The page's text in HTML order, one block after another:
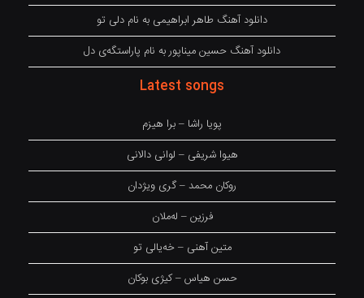
دانلود آهنگ طاهر ابراهیمی به نام دلی تو
دانلود آهنگ حسین میناپور به نام پاراستگەی دل
Latest songs
پویا راشا – برا هیزم
هیوا شریفی – لوانی دالانی
روکان محمد – گری ویژدان
فرزین – لەملان
متین آهنی – خەیالی تو
حسن هیاس – کیژی بوکان